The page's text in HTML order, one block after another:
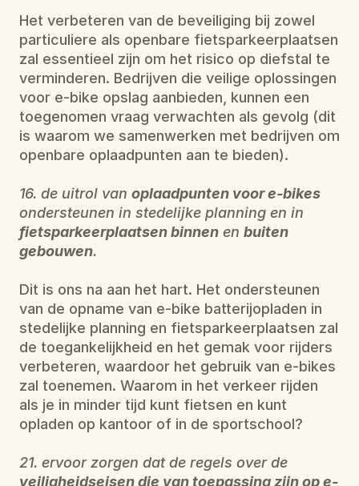
Het verbeteren van de beveiliging bij zowel
particuliere als openbare fietsparkeerplaatsen
zal essentieel zijn om het risico op diefstal te
verminderen. Bedrijven die veilige oplossingen
voor e-bike opslag aanbieden, kunnen een
toegenomen vraag verwachten als gevolg (dit
is waarom we samenwerken met bedrijven om
openbare oplaadpunten aan te bieden).
16. de uitrol van oplaadpunten voor e-bikes
fietsparkeerplaatsen binnen en buiten
gebouwen.
Dit is ons na aan het hart. Het ondersteunen
van de opname van e-bike batterijopladen in
stedelijke planning en fietsparkeerplaatsen zal
de toegankelijkheid en het gemak voor rijders
verbeteren, waardoor het gebruik van e-bikes
zal toenemen. Waarom in het verkeer rijden
als je in minder tijd kunt fietsen en kunt
opladen op kantoor of in de sportschool?
veiligheidseisen die van toepassing zijn op e-